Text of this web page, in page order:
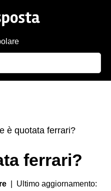
è quotata ferrari?
ferrari?
| Ultimo aggiornamento: